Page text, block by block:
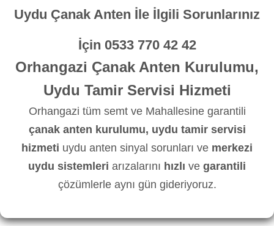
Uydu Çanak Anten İle İlgili Sorunlarınız
İçin 0533 770 42 42
Orhangazi Çanak Anten Kurulumu,
Uydu Tamir Servisi Hizmeti
Orhangazi tüm semt ve Mahallesine garantili
çanak anten kurulumu, uydu tamir servisi
hizmeti uydu anten sinyal sorunları ve merkezi
uydu sistemleri arızalarını hızlı ve garantili
çözümlerle aynı gün gideriyoruz.